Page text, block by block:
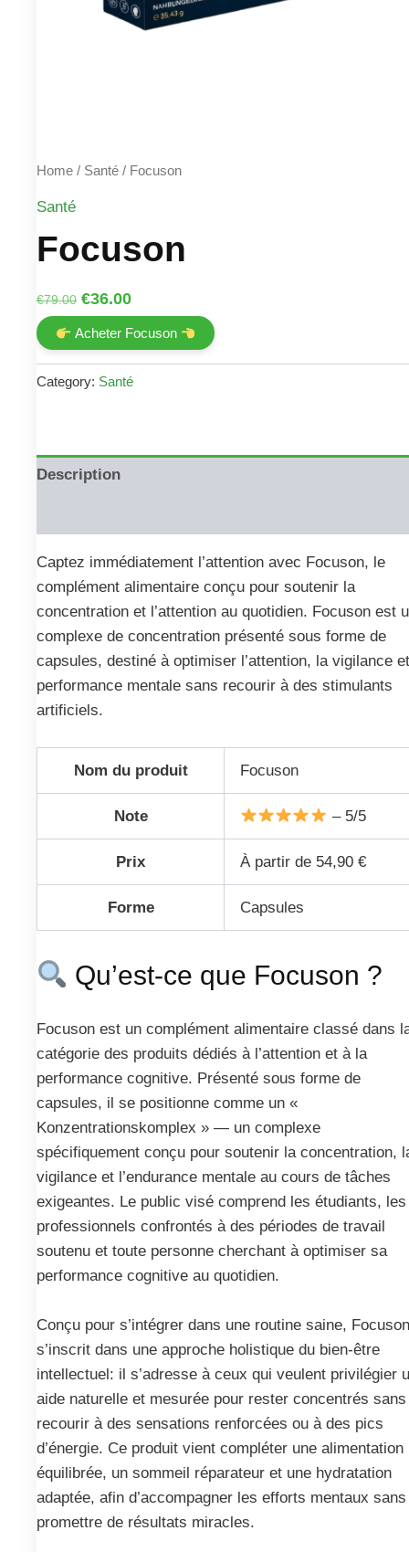
Home / Santé / Focuson
Santé
Focuson
€79.00 Original
price
was:
€79.00.
€36.00Current
price
is:
€36.00.
Acheter Focuson
Category: Santé
Description
Captez immédiatement l’attention avec Focuson, le
complément alimentaire conçu pour soutenir la
concentration et l’attention au quotidien. Focuson est
complexe de concentration présenté sous forme de
capsules, destiné à optimiser l’attention, la vigilance
performance mentale sans recourir à des stimulants
artificiels.
Nom du produit Focuson
Note – 5/5
Prix À partir de 54,90 €
Forme Capsules
Qu’est-ce que Focuson ?
Focuson est un complément alimentaire classé dans
catégorie des produits dédiés à l’attention et à la
performance cognitive. Présenté sous forme de
capsules, il se positionne comme un «
Konzentrationskomplex » — un complexe
spécifiquement conçu pour soutenir la concentration,
vigilance et l’endurance mentale au cours de tâches
exigeantes. Le public visé comprend les étudiants, les
professionnels confrontés à des périodes de travail
soutenu et toute personne cherchant à optimiser sa
performance cognitive au quotidien.
Conçu pour s’intégrer dans une routine saine, Focuson
s’inscrit dans une approche holistique du bien‑être
intellectuel: il s’adresse à ceux qui veulent privilégier
aide naturelle et mesurée pour rester concentrés sans
recourir à des sensations renforcées ou à des pics
d’énergie. Ce produit vient compléter une alimentation
équilibrée, un sommeil réparateur et une hydratation
adaptée, afin d’accompagner les efforts mentaux sans
promettre de résultats miracles.